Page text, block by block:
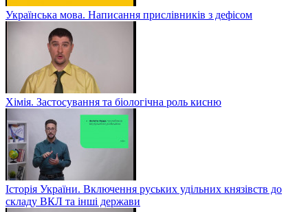
Українська мова. Написання прислівників з дефісом
Хімія. Застосування та біологічна роль кисню
Історія України. Включення руських удільних князівств до
складу ВКЛ та інші держави